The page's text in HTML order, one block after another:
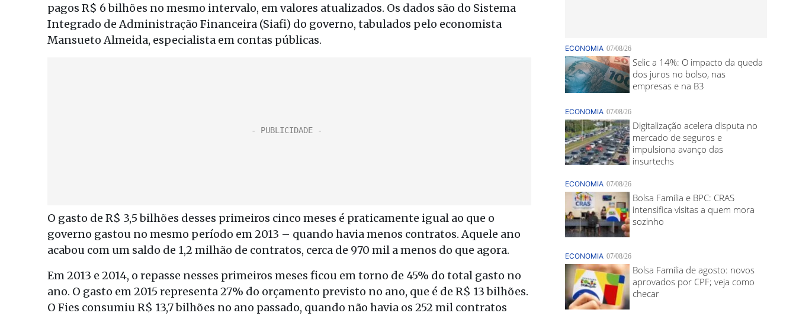
pagos R$ 6 bilhões no mesmo intervalo, em valores atualizados. Os dados são do Sistema
Integrado de Administração Financeira (Siafi) do governo, tabulados pelo economista
Mansueto Almeida, especialista em contas públicas.
O gasto de R$ 3,5 bilhões desses primeiros cinco meses é praticamente igual ao que o
governo gastou no mesmo período em 2013 – quando havia menos contratos. Aquele ano
acabou com um saldo de 1,2 milhão de contratos, cerca de 970 mil a menos do que agora.
Em 2013 e 2014, o repasse nesses primeiros meses ficou em torno de 45% do total gasto no
ano. O gasto em 2015 representa 27% do orçamento previsto no ano, que é de R$ 13 bilhões.
O Fies consumiu R$ 13,7 bilhões no ano passado, quando não havia os 252 mil contratos